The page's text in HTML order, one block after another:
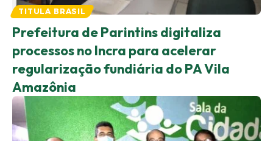
TITULA BRASIL
Prefeitura de Parintins digitaliza
processos no Incra para acelerar
regularização fundiária do PA Vila
Amazônia